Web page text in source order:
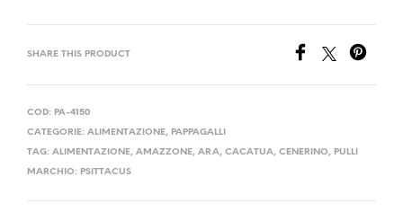
SHARE THIS PRODUCT
COD: PA-4150
CATEGORIE: ALIMENTAZIONE, PAPPAGALLI
TAG: ALIMENTAZIONE, AMAZZONE, ARA, CACATUA, CENERINO, PULLI
MARCHIO: PSITTACUS